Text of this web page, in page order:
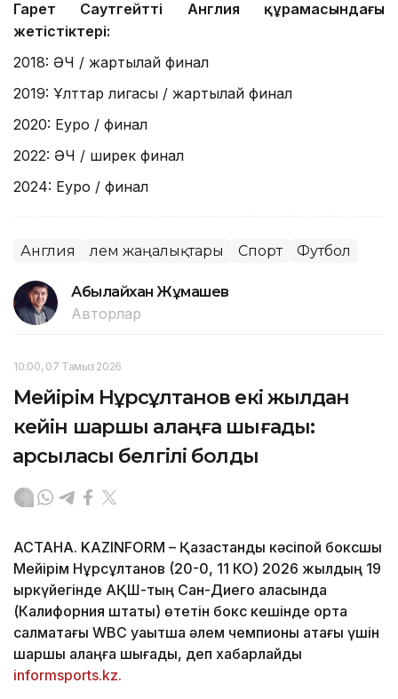
Гарет Саутгейттің Англия құрамасындағы
жетістіктері:
2018: ӘЧ / жартылай финал
2019: Ұлттар лигасы / жартылай финал
2020: Еуро / финал
2022: ӘЧ / ширек финал
2024: Еуро / финал
Англия Әлем жаңалықтары Спорт Футбол
Абылайхан Жұмашев
Авторлар
10:00, 07 Тамыз 2026
Мейірім Нұрсұлтанов екі жылдан
кейін шаршы алаңға шығады:
қарсыласы белгілі болды
АСТАНА. KAZINFORM – Қазақстандық кәсіпқой боксшы
Мейірім Нұрсұлтанов (20-0, 11 КО) 2026 жылдың 19
қыркүйегінде АҚШ-тың Сан-Диего қаласында
(Калифорния штаты) өтетін бокс кешінде орта
салмақтағы WBC уақытша әлем чемпионы атағы үшін
шаршы алаңға шығады, деп хабарлайды
informsports.kz.